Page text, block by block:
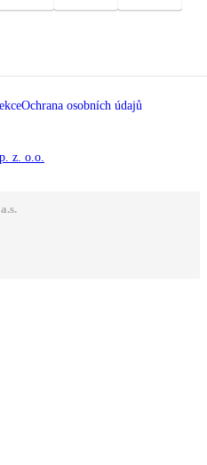
Ochrana osobních údajů
z. o.o.